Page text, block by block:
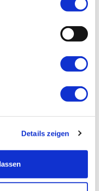
Details zeigen